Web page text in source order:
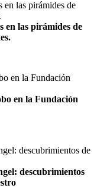
en las pirámides de
en la Fundación
descubrimientos